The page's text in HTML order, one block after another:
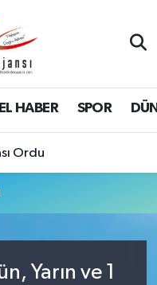
HABER SPOR
Ordu
Yarın ve 1